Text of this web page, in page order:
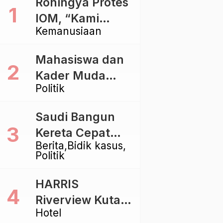
Kemanusiaan
IOM, “Kami
dibiarkan Mati
Politik
Mahasiswa dan
Kader Muda
Ramaikan Forum
Golkar di
Singaraja
Berita Bidik kasus
Politik
Saudi Bangun
Kereta Cepat
Rp112 Triliun,
Proyek Rp116
Triliun yang
Baru Sampai
Hotel
HARRIS
Riverview Kuta
Bali Tawarkan